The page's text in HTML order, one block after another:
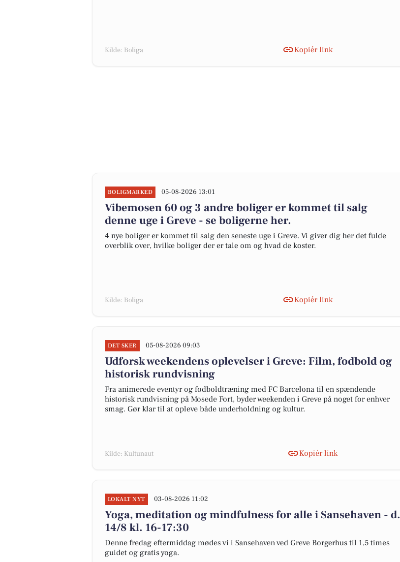
Kilde: Boliga Kopiér link
BOLIGMARKED 05-08-2026 13:01
Vibemosen 60 og 3 andre boliger er kommet til salg
denne uge i Greve - se boligerne her.
4 nye boliger er kommet til salg den seneste uge i Greve. Vi giver dig her det fulde
overblik over, hvilke boliger der er tale om og hvad de koster.
Kilde: Boliga Kopiér link
DET SKER 05-08-2026 09:03
Udforsk weekendens oplevelser i Greve: Film, fodbold og
historisk rundvisning
Fra animerede eventyr og fodboldtræning med FC Barcelona til en spændende
historisk rundvisning på Mosede Fort, byder weekenden i Greve på noget for enhver
smag. Gør klar til at opleve både underholdning og kultur.
Kilde: Kultunaut Kopiér link
LOKALT NYT 03-08-2026 11:02
Yoga, meditation og mindfulness for alle i Sansehaven - d.
14/8 kl. 16-17:30
Denne fredag eftermiddag mødes vi i Sansehaven ved Greve Borgerhus til 1,5 times
guidet og gratis yoga.